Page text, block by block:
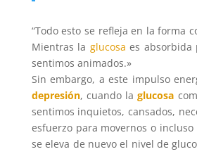
“Todo esto se refleja en la forma
Mientras la glucosaes absorbida
sentimos animados.»
Sin embargo, a este impulso
depresión, cuando laglucosa
sentimos inquietos, cansados,
esfuerzo para movernos o
se eleva de nuevo el nivel de